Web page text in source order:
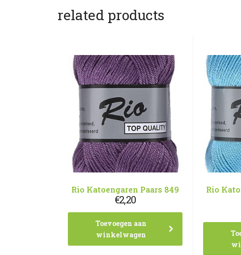
related products
Rio Katoengaren Paars 849
€2,20
Toevoegen aan
winkelwagen
Rio